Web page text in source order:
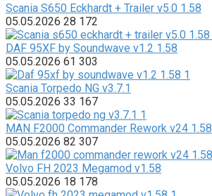
Scania S650 Eckhardt + Trailer v5.0 1.58
05.05.2026 28 172
DAF 95XF by Soundwave v1.2 1.58
05.05.2026 61 303
Scania Torpedo NG v3.7.1
05.05.2026 33 167
MAN F2000 Commander Rework v24 1.58
05.05.2026 82 307
Volvo FH 2023 Megamod v1.58
05.05.2026 18 178